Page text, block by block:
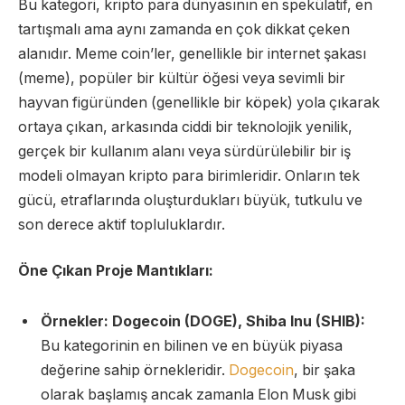
Bu kategori, kripto para dünyasının en spekülatif, en
tartışmalı ama aynı zamanda en çok dikkat çeken
alanıdır. Meme coin’ler, genellikle bir internet şakası
(meme), popüler bir kültür öğesi veya sevimli bir
hayvan figüründen (genellikle bir köpek) yola çıkarak
ortaya çıkan, arkasında ciddi bir teknolojik yenilik,
gerçek bir kullanım alanı veya sürdürülebilir bir iş
modeli olmayan kripto para birimleridir. Onların tek
gücü, etraflarında oluşturdukları büyük, tutkulu ve
son derece aktif topluluklardır.
Öne Çıkan Proje Mantıkları:
Örnekler: Dogecoin (DOGE), Shiba Inu (SHIB):
Bu kategorinin en bilinen ve en büyük piyasa
değerine sahip örnekleridir. Dogecoin, bir şaka
olarak başlamış ancak zamanla Elon Musk gibi